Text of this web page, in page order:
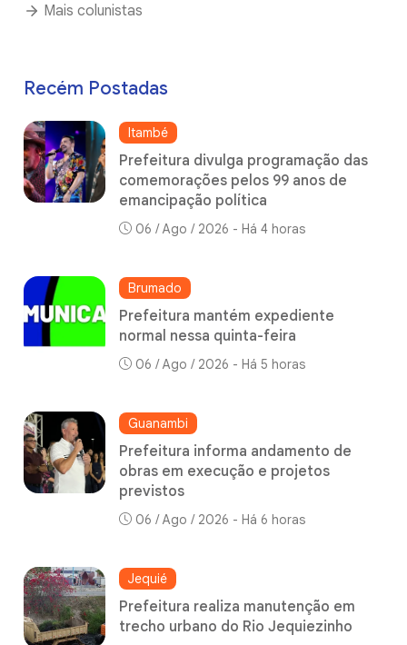
Mais colunistas
Recém Postadas
Itambé
Prefeitura divulga programação das
comemorações pelos 99 anos de
emancipação política
06 / Ago / 2026 - Há 4 horas
Brumado
Prefeitura mantém expediente
normal nessa quinta-feira
06 / Ago / 2026 - Há 5 horas
Guanambi
Prefeitura informa andamento de
obras em execução e projetos
previstos
06 / Ago / 2026 - Há 6 horas
Jequié
Prefeitura realiza manutenção em
trecho urbano do Rio Jequiezinho